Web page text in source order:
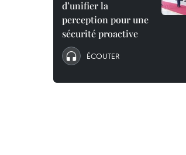
d’unifier la
perception pour une
sécurité proactive
ÉCOUTER